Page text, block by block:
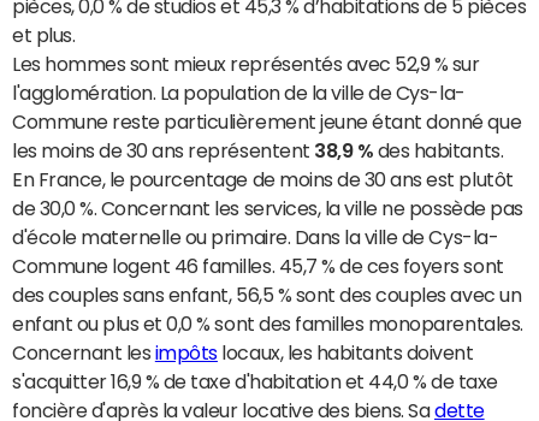
pièces, 0,0 % de studios et 45,3 % d’habitations de 5 pièces
et plus.
Les hommes sont mieux représentés avec 52,9 % sur
l'agglomération. La population de la ville de Cys-la-
Commune reste particulièrement jeune étant donné que
les moins de 30 ans représentent 38,9 % des habitants.
En France, le pourcentage de moins de 30 ans est plutôt
de 30,0 %. Concernant les services, la ville ne possède pas
d'école maternelle ou primaire. Dans la ville de Cys-la-
Commune logent 46 familles. 45,7 % de ces foyers sont
des couples sans enfant, 56,5 % sont des couples avec un
enfant ou plus et 0,0 % sont des familles monoparentales.
Concernant les impôtslocaux, les habitants doivent
s'acquitter 16,9 % de taxe d'habitation et 44,0 % de taxe
foncière d'après la valeur locative des biens. Sadette